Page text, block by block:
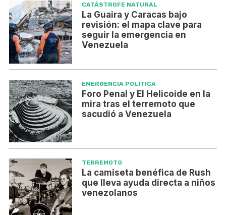
CATÁSTROFE NATURAL
La Guaira y Caracas bajo
revisión: el mapa clave para
seguir la emergencia en
Venezuela
EMERGENCIA POLÍTICA
Foro Penal y El Helicoide en la
mira tras el terremoto que
sacudió a Venezuela
TERREMOTO
La camiseta benéfica de Rush
que lleva ayuda directa a niños
venezolanos